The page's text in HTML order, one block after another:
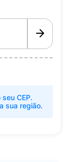
CEP.
sua região.